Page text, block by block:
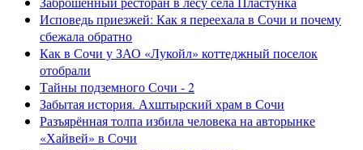
Исповедь приезжей: Как я переехала в Сочи и почему
сбежала обратно
Как в Сочи у ЗАО «Лукойл» коттеджный поселок
отобрали
Тайны подземного Сочи - 2
Забытая история. Ахштырский храм в Сочи
Разъярённая толпа избила человека на авторынке
«Хайвей» в Сочи